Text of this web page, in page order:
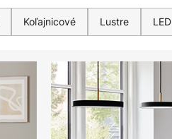
Koľajnicové Lustre LED